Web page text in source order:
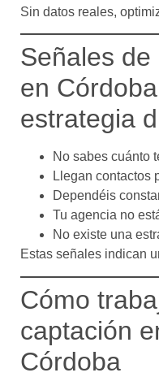
Sin datos reales,
Señales
en
estrategia
No sabes cuánto
Llegan contactos
Dependéis
Tu agencia no
No existe una
Estas señales indican
Cómo
captación
Córdoba